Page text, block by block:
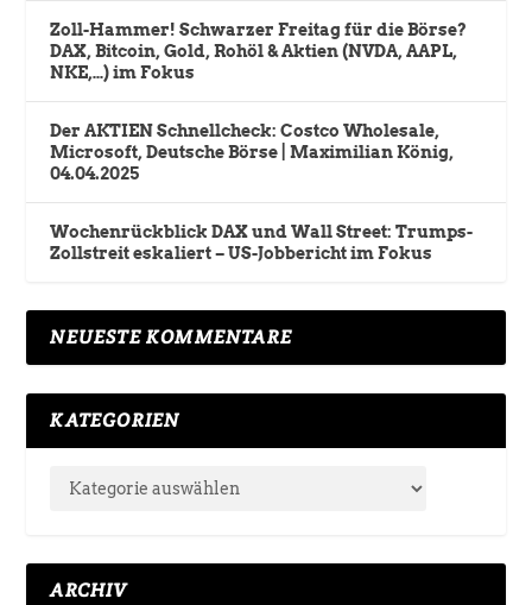
Zoll-Hammer! Schwarzer Freitag für die Börse?
DAX, Bitcoin, Gold, Rohöl & Aktien (NVDA, AAPL,
NKE,…) im Fokus
Der AKTIEN Schnellcheck: Costco Wholesale,
Microsoft, Deutsche Börse | Maximilian König,
04.04.2025
Wochenrückblick DAX und Wall Street: Trumps-
Zollstreit eskaliert – US-Jobbericht im Fokus
NEUESTE KOMMENTARE
KATEGORIEN
ARCHIV